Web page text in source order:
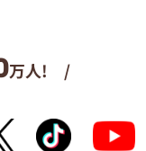
万人! /